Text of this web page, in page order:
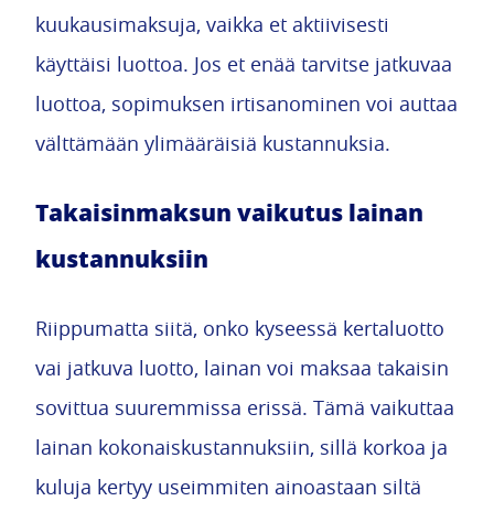
kuukausimaksuja, vaikka et aktiivisesti
käyttäisi luottoa. Jos et enää tarvitse jatkuvaa
luottoa, sopimuksen irtisanominen voi auttaa
välttämään ylimääräisiä kustannuksia.
Takaisinmaksun vaikutus lainan
kustannuksiin
Riippumatta siitä, onko kyseessä kertaluotto
vai jatkuva luotto, lainan voi maksaa takaisin
sovittua suuremmissa erissä. Tämä vaikuttaa
lainan kokonaiskustannuksiin, sillä korkoa ja
kuluja kertyy useimmiten ainoastaan siltä